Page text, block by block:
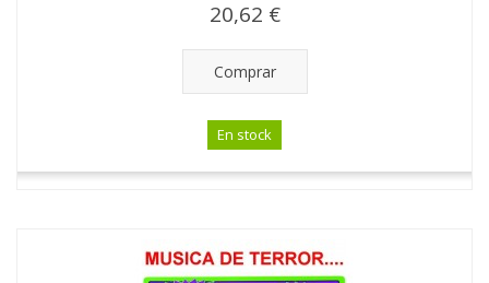
20,62 €
Comprar
En stock